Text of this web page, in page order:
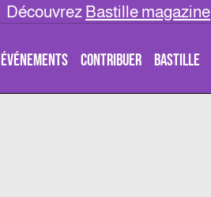
Découvrez Bastille magazine
ÉVÉNEMENTS CONTRIBUER BASTILLE